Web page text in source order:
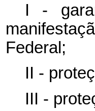
I -
Federal;
II -
III -